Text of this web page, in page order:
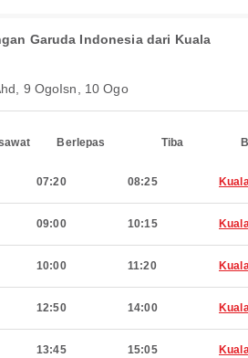
Garuda Indonesia dari Kuala
9 OgoIsn, 10 Ogo
Berlepas Tiba
07:20 08:25
09:00 10:15
10:00 11:20
12:50 14:00
13:45 15:05